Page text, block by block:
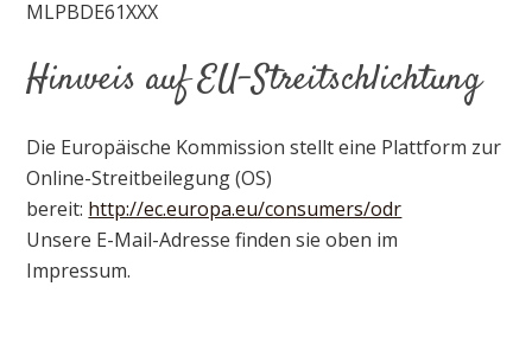
MLPBDE61XXX
Hinweis auf EU-Streitschlichtung
Die Europäische Kommission stellt eine Plattform zur
Online-Streitbeilegung (OS)
bereit: http://ec.europa.eu/consumers/odr
Unsere E-Mail-Adresse finden sie oben im
Impressum.